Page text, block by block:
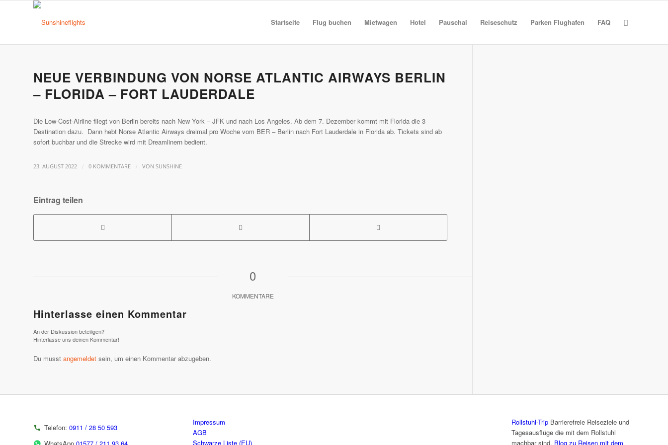
Startseite Flug buchen Mietwagen Hotel Pauschal Reiseschutz Parken Flughafen FAQ
NEUE VERBINDUNG VON NORSE ATLANTIC AIRWAYS BERLIN
– FLORIDA – FORT LAUDERDALE
Die Low-Cost-Airline fliegt von Berlin bereits nach New York – JFK und nach Los Angeles. Ab dem 7. Dezember kommt mit Florida die 3
Destination dazu. Dann hebt Norse Atlantic Airways dreimal pro Woche vom BER – Berlin nach Fort Lauderdale in Florida ab. Tickets sind ab
sofort buchbar und die Strecke wird mit Dreamlinern bedient.
23. AUGUST 2022 / 0 KOMMENTARE / VON SUNSHINE
Eintrag teilen
0
KOMMENTARE
Hinterlasse einen Kommentar
An der Diskussion beteiligen?
Hinterlasse uns deinen Kommentar!
Du musst angemeldet sein, um einen Kommentar abzugeben.
Telefon: 0911 / 28 50 593
Impressum
AGB
Schwarze Liste (EU)
Rollstuhl-TripBarrierefreie Reiseziele und
Tagesausflüge die mit dem Rollstuhl
machbar sind. Blog zu Reisen mit dem